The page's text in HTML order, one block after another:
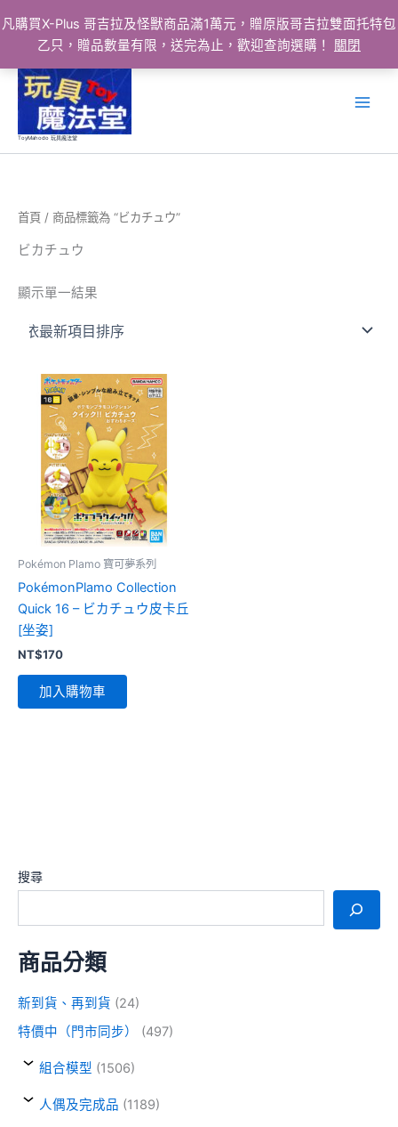
凡購買X-Plus 哥吉拉及怪獸商品滿1萬元，贈原版哥吉拉雙面托特包
乙只，贈品數量有限，送完為止，歡迎查詢選購！
關閉
ToyMahodo 玩具魔法堂
搜尋
商品分類
新到貨、再到貨 (24)
特價中（門市同步）
(497)
組合模型 (1506)
人偶及完成品 (1189)
首頁 / 商品標籤為 “ビカチュウ”
ビカチュウ
顯示單一結果
Pokémon Plamo 寶可夢系列
PokémonPlamo Collection
Quick 16 – ビカチュウ皮卡丘
[坐姿]
NT$170
加入購物車